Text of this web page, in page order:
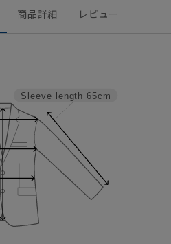
商品詳細 レビュー
Sleeve length 65cm